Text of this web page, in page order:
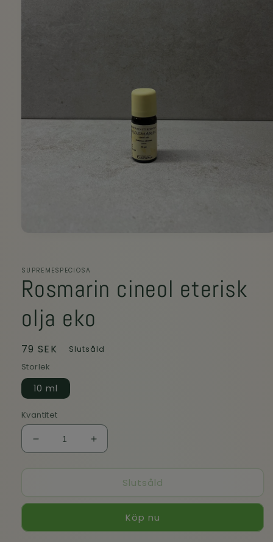
SUPREMESPECIOSA
Rosmarin cineol eterisk
olja eko
Ordinarie
pris
79 SEK Slutsåld
Storlek
10 ml
Kvantitet
Minska
kvantitet
eko
Öka
kvantitet
Rosmarin
eko
Slutsåld
Köp nu